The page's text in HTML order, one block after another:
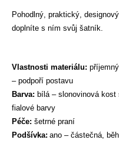
Pohodlný, praktický,
doplníte s ním svůj šatník.
Vlastnosti materiálu: příjemný
– podpoří postavu
Barva: bílá – slonovinová
fialové barvy
Péče: šetrné praní
Podšívka: ano – částečná,